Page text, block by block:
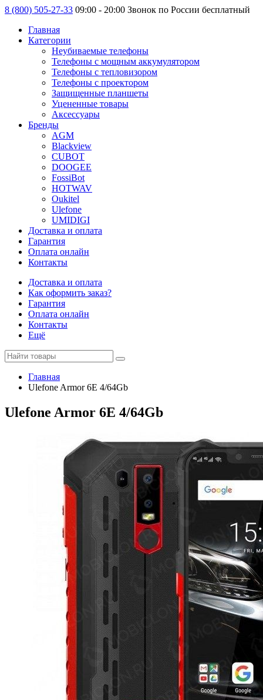
8 (800) 505-27-33 09:00 - 20:00 Звонок по России бесплатный
Главная
Категории
Неубиваемые телефоны
Телефоны с мощным аккумулятором
Телефоны с тепловизором
Телефоны с проектором
Защищенные планшеты
Уцененные товары
Аксессуары
Бренды
AGM
Blackview
CUBOT
DOOGEE
FossiBot
HOTWAV
Oukitel
Ulefone
UMIDIGI
Доставка и оплата
Гарантия
Оплата онлайн
Контакты
Доставка и оплата
Как оформить заказ?
Гарантия
Оплата онлайн
Контакты
Ещё
Главная
Ulefone Armor 6E 4/64Gb
Ulefone Armor 6E 4/64Gb